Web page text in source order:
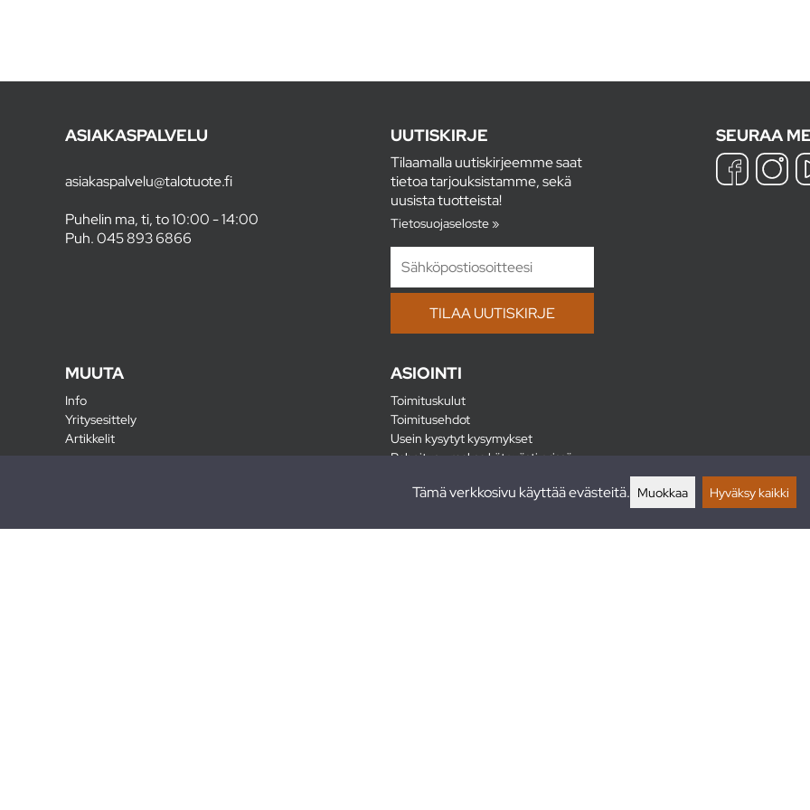
ASIAKASPALVELU
asiakaspalvelu@talotuote.fi
Puhelin ma, ti, to 10:00 - 14:00
Puh.045 893 6866
UUTISKIRJE
Tilaamalla uutiskirjeemme saat
tietoa tarjouksistamme, sekä
uusista tuotteista!
Tietosuojaseloste »
SEURAA
MUUTA
Info
Yritysesittely
Artikkelit
ASIOINTI
Toimituskulut
Toimitusehdot
Usein kysytyt kysymykset
Rahoitus - maksa kätevästi erissä
Tämä verkkosivu käyttää evästeitä. Muokkaa Hyväksy kaikki